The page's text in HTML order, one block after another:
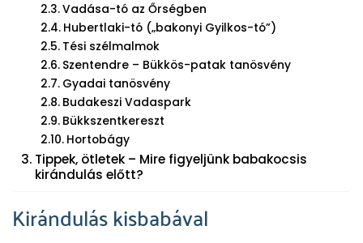
Vadása-tó az Őrségben
Hubertlaki-tó („bakonyi Gyilkos-tó”)
Tési szélmalmok
Szentendre – Bükkös-patak tanösvény
Gyadai tanösvény
Budakeszi Vadaspark
Bükkszentkereszt
Hortobágy
Tippek, ötletek – Mire figyeljünk babakocsis
kirándulás előtt?
Kirándulás kisbabával